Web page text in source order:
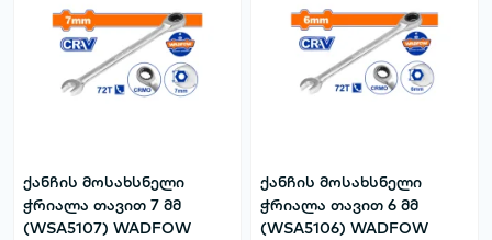
ქანჩის მოსახსნელი
ჭრიალა თავით 7 მმ
(WSA5107) WADFOW
ქანჩის მოსახსნელი
ჭრიალა თავით 6 მმ
(WSA5106) WADFOW